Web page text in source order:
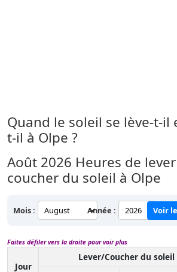
Quand le soleil se lève-t-il
t-il à Olpe ?
Août 2026 Heures de
coucher du soleil à Olpe
Mois : Année : Voir
Faites défiler vers la droite pour voir plus
Jour
Lever/Coucher du soleil